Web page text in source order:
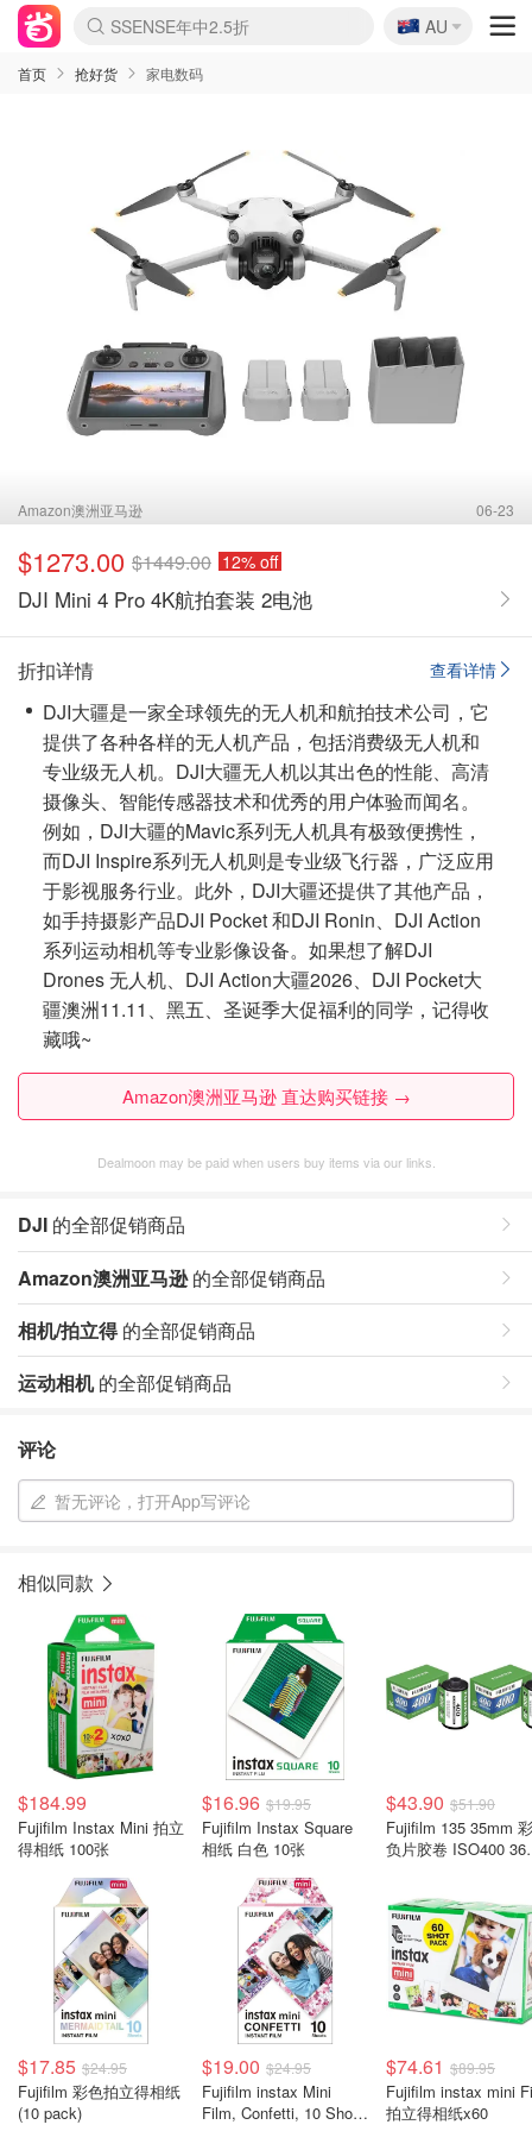
lululemon折扣上新
Sasa美妆护肤3.5折
SSENSE年中2.5折
FreshBeauty好价汇总
Cettire降价+叠9折
WWS Coles超市实拍
viagogo二手票捡漏
Myer超级周末
The Outnet奢牌1折起
David Jones 3折起
Flannels大牌1折
Perfumes Club护肤1折
AMIRO面罩$251
Amazon折扣汇总
eToro入金$200送$50
Amazon数码好物
ICONIC本周7.5折
ThedoubleF高奢地板价
Moose Knuckles 6折
丝芙兰5折起
EUFY摄像头$98
Selenichast首饰2折
Trip机票酒店促销
YSL送5件彩妆礼
Amazon家居好物
Amazon美妆护肤
雅漾大喷$8
过敏原检测盒$33
伊索独家赠50ml沐浴露
科颜氏高保湿面霜$29
SEALIFE海洋馆门票6折
丝塔芙大白罐$16
订阅Newsletter送香薰
Cult Beauty 6.8折
Harrods圣诞日历$525
LN-CC奢牌私促3折
d'Alba空姐喷雾$16
EVE LOM套装£56
Bernardelli独家4折
Adore Beauty 6折起
CT圣诞日历
Mytheresa奢品2.7折
Luxury Escapes 9折
Currentbody美容仪$881
MOON Garden Live
Roborock扫地机$649
Tingo Life水杯$24
Valentino官网5折
CR洗护套装$23
修丽可4件套$159
Myer彩妆2件7折
GANNI官网4.5折
Stylevana韩妆4折
Tessabit高奢8.5折
OGX洗发水$11
Amazon阿德莱德次日达
卡诗8.5折+赠礼
Philips Hue灯具8折
🇦🇺
AU
首页 抢好货 家电数码
Amazon澳洲亚马逊 06-23
$1273.00 $1449.00 12% off
DJI Mini 4 Pro 4K航拍套装 2电池
查看详情
折扣详情
DJI大疆是一家全球领先的无人机和航拍技术公司，它
提供了各种各样的无人机产品，包括消费级无人机和
专业级无人机。DJI大疆无人机以其出色的性能、高清
摄像头、智能传感器技术和优秀的用户体验而闻名。
例如，DJI大疆的Mavic系列无人机具有极致便携性，
而DJI Inspire系列无人机则是专业级飞行器，广泛应用
于影视服务行业。此外，DJI大疆还提供了其他产品，
如手持摄影产品DJI Pocket 和DJI Ronin、DJI Action
系列运动相机等专业影像设备。如果想了解DJI
Drones 无人机、DJI Action大疆2026、DJI Pocket大
疆澳洲11.11、黑五、圣诞季大促福利的同学， 记得收
藏哦~
Amazon澳洲亚马逊 直达购买链接 →
Dealmoon may be paid when users buy items via our links.
DJI 的全部促销商品
Amazon澳洲亚马逊的全部促销商品
相机/拍立得的全部促销商品
运动相机的全部促销商品
评论
暂无评论，打开App写评论
相似同款
$184.99
Fujifilm Instax Mini 拍立
得相纸 100张
$16.96 $19.95
Fujifilm Instax Square
相纸 白色 10张
$43.90 $51.90
Fujifilm 135 35mm
负片胶卷 ISO400 36
$17.85 $24.95
Fujifilm 彩色拍立得相纸
(10 pack)
$19.00 $24.95
Fujifilm instax Mini
Film, Confetti, 10 Shot
$74.61 $89.95
Fujifilm instax mini
拍立得相纸x60